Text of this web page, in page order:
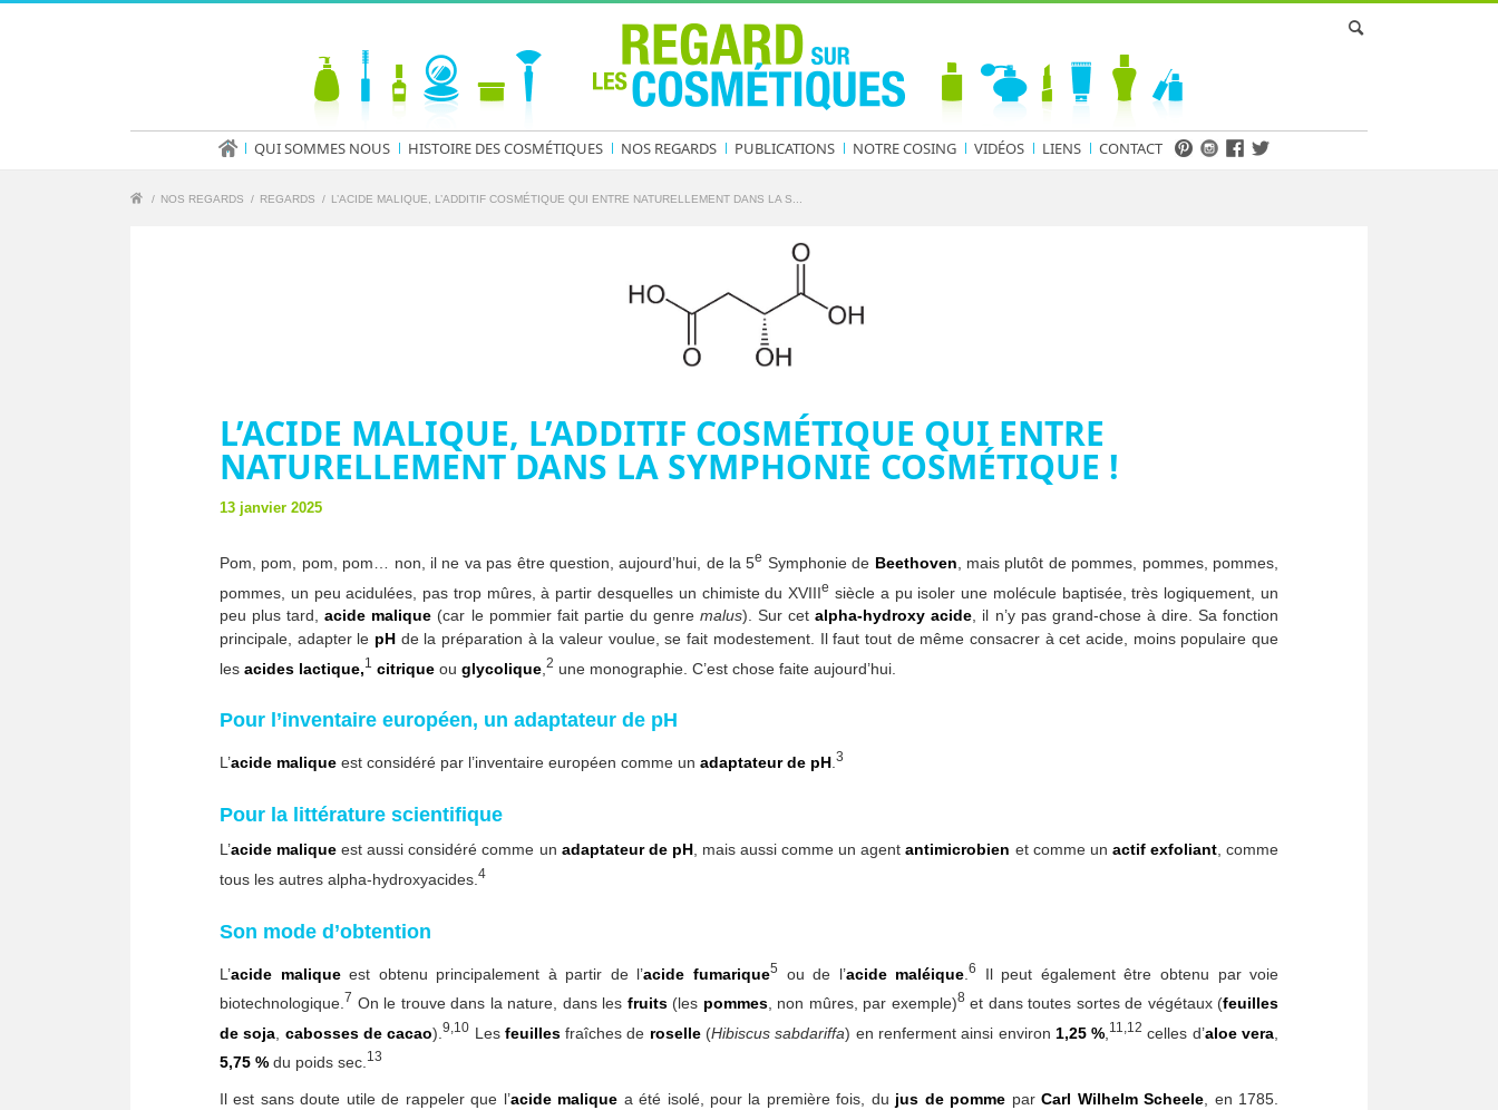
QUI SOMMES NOUS HISTOIRE DES COSMÉTIQUES NOS REGARDS PUBLICATIONS NOTRE COSING VIDÉOS LIENS CONTACT
/ NOS REGARDS / REGARDS / L’ACIDE MALIQUE, L’ADDITIF COSMÉTIQUE QUI ENTRE NATURELLEMENT DANS LA S...
L’ACIDE MALIQUE, L’ADDITIF COSMÉTIQUE QUI ENTRE
NATURELLEMENT DANS LA SYMPHONIE COSMÉTIQUE !
13 janvier 2025
Pom, pom, pom, pom… non, il ne va pas être question, aujourd’hui, de la 5e Symphonie de Beethoven , mais plutôt de pommes, pommes, pommes,
pommes, un peu acidulées, pas trop mûres, à partir desquelles un chimiste du XVIIIe siècle a pu isoler une molécule baptisée, très logiquement, un
peu plus tard,acide malique (car le pommier fait partie du genremalus). Sur cetalpha-hydroxy acide , il n’y pas grand-chose à dire. Sa fonction
principale, adapter le pH de la préparation à la valeur voulue, se fait modestement. Il faut tout de même consacrer à cet acide, moins populaire que
les acides lactique,1 citrique ou glycolique 2 une monographie. C’est chose faite aujourd’hui.
Pour l’inventaire européen, un adaptateur de pH
L’acide malique est considéré par l’inventaire européen comme un adaptateur de pH 3
Pour la littérature scientifique
L’acide malique est aussi considéré comme un adaptateur de pH, mais aussi comme un agentantimicrobien et comme un actif exfoliant, comme
tous les autres alpha-hydroxyacides. 4
Son mode d’obtention
L’acide maliqueest obtenu principalement à partir de l’acide fumarique5 ou de l’acide maléique .6
Il peut également être obtenu par voie
biotechnologique. 7 On le trouve dans la nature, dans les fruits(les pommes, non mûres, par exemple)8et dans toutes sortes de végétaux (feuilles
de soja cabosses de cacao).9,10 Les feuillesfraîches de roselle(Hibiscus sabdariffa) en renferment ainsi environ 1,25 % 11,12 celles d’aloe vera
5,75 % du poids sec. 13
Il est sans doute utile de rappeler que l’acide malique a été isolé, pour la première fois, du jus de pomme parCarl Wilhelm Scheele , en 1785.